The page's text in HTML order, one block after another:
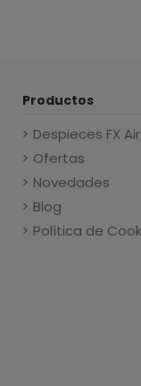
Productos
Despieces FX
Ofertas
Novedades
Blog
Política de